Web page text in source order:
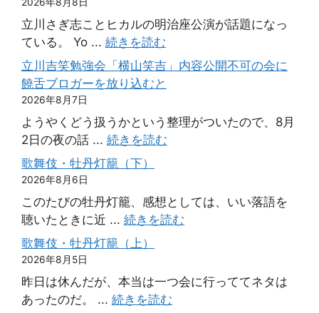
立川さぎ志ことヒカルの明治座公演が話題になっ
ている。 Yo ... 続きを読む
立川吉笑勉強会「横山笑吉」内容公開不可の会に
饒舌ブロガーを放り込むと
2026年8月7日
ようやくどう扱うかという整理がついたので、8月
2日の夜の話 ... 続きを読む
歌舞伎・牡丹灯籠（下）
2026年8月6日
このたびの牡丹灯籠、感想としては、いい落語を
聴いたときに近 ... 続きを読む
歌舞伎・牡丹灯籠（上）
2026年8月5日
昨日は休んだが、本当は一つ会に行っててネタは
あったのだ。 ... 続きを読む